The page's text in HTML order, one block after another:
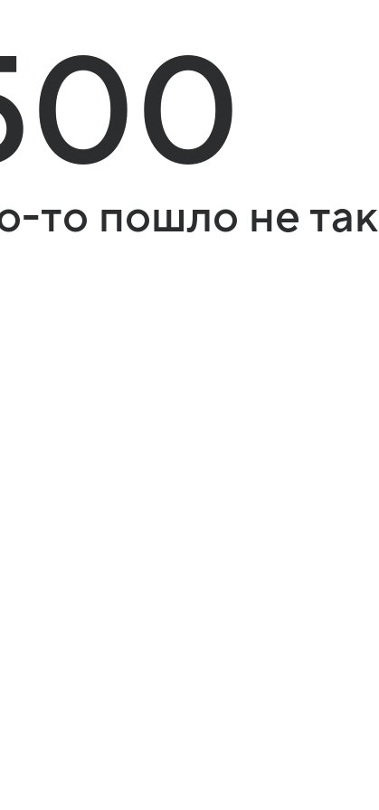
то пошло не так